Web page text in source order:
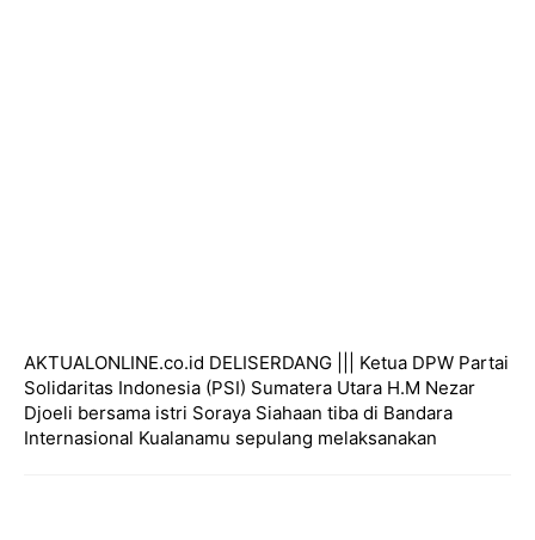
AKTUALONLINE.co.id DELISERDANG ||| Ketua DPW Partai
Solidaritas Indonesia (PSI) Sumatera Utara H.M Nezar
Djoeli bersama istri Soraya Siahaan tiba di Bandara
Internasional Kualanamu sepulang melaksanakan